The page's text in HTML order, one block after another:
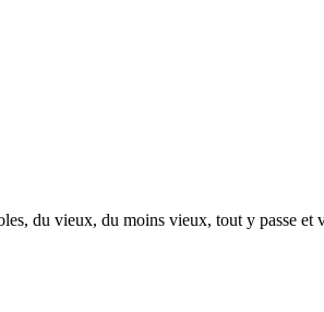
du vieux, du moins vieux, tout y passe